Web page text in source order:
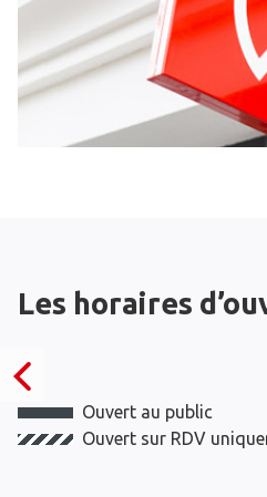
Les horaires
Ouvert au public
Ouvert sur RDV